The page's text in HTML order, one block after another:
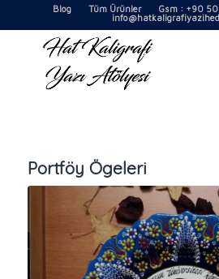
Blog Tüm ÜrünlerGsm : +90
Portföy Ögeleri